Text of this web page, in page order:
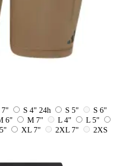
7" S 4" 24h S 5"
S 6"
6" M 7" L 4"
L 5"
XL 7" 2XL 7"
2XS